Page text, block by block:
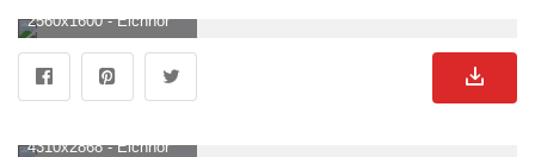
2560x1600 - Eichhörnchen HD Wallpaper und Hintergründe. Eichhornchen Hintergrundbild für Computer.
4310x2868 - Eichhörnchen HD Wallpaper und Hintergründe. Eichhornchen Bild.